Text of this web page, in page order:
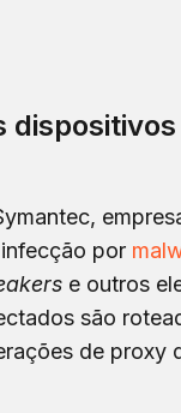
por
e outros
são
de proxy